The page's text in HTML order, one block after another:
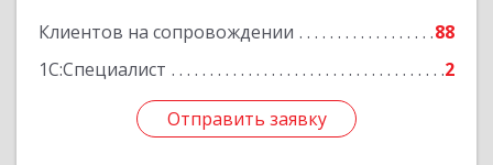
Клиентов на сопровождении
88
1С:Специалист
2
Отправить заявку
Подробнее
Отправить заявку